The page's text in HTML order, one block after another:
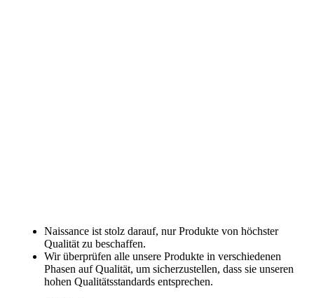
Naissance ist stolz darauf, nur Produkte von höchster
Qualität zu beschaffen.
Wir überprüfen alle unsere Produkte in verschiedenen
Phasen auf Qualität, um sicherzustellen, dass sie unseren
hohen Qualitätsstandards entsprechen.